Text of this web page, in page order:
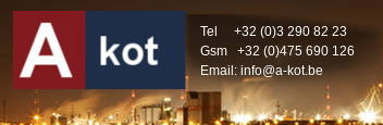
Tel +32 (0)3 290 82 23
Gsm
+32 (0)475 690 126
Email: info@a-kot.be